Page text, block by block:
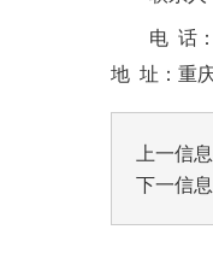
电 话：
地 址：重
上一信息
下一信息